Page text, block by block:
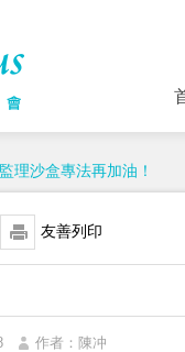
監理沙盒專法再加油！
友善列印
作者：陳冲